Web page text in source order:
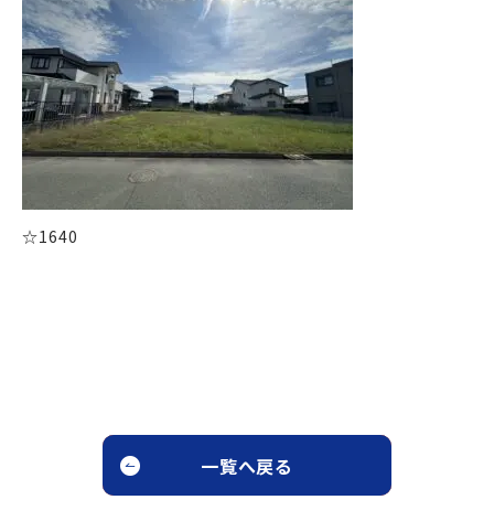
LINEでお問い合わせ
☆1640
一覧へ戻る